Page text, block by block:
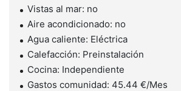
Vistas al mar: no
Aire acondicionado: no
Agua caliente: Eléctrica
Calefacción: Preinstalación
Cocina: Independiente
Gastos comunidad: 45.44 €/Mes